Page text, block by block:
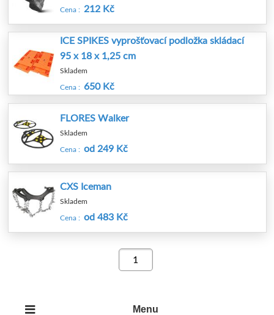
Cena : 212 Kč
ICE SPIKES vyprošťovací podložka skládací
95 x 18 x 1,25 cm
Skladem
Cena : 650 Kč
FLORES Walker
Skladem
Cena : od 249 Kč
CXS Iceman
Skladem
Cena : od 483 Kč
Menu